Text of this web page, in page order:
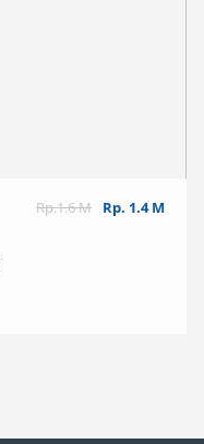
Rp.1.6 M Rp. 1.4 M